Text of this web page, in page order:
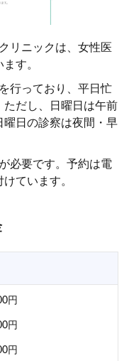
リニックは、女性医
す。
行っており、平日忙
ただし、日曜日は午前
日の診察は夜間・早
必要です。予約は電
ています。
円
円
円